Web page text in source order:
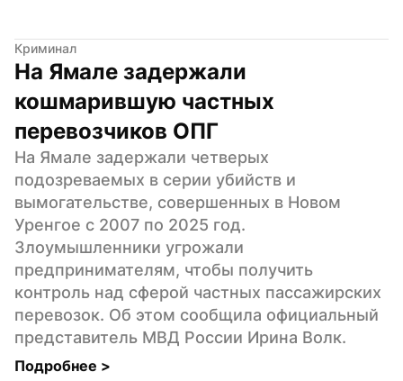
Криминал
На Ямале задержали
кошмарившую частных
перевозчиков ОПГ
На Ямале задержали четверых
подозреваемых в серии убийств и
вымогательстве, совершенных в Новом
Уренгое с 2007 по 2025 год.
Злоумышленники угрожали
предпринимателям, чтобы получить
контроль над сферой частных пассажирских
перевозок. Об этом сообщила официальный
представитель МВД России Ирина Волк.
Подробнее >